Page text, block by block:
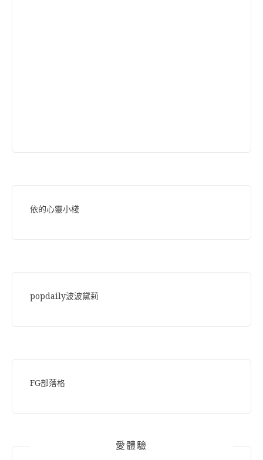
依的心靈小棧
popdaily波波黛莉
FG部落格
愛體驗